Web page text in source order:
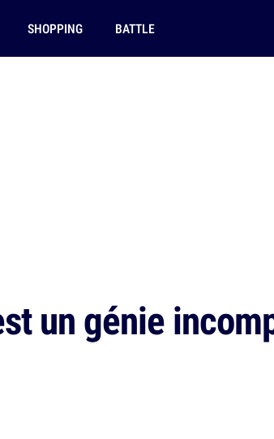
SHOPPING BATTLE
un génie